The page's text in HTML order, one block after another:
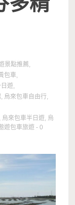
景點推薦,
包車,
遊,
, 烏來包車自由行,
烏來包車半日遊, 烏
遊包車旅遊 - 0